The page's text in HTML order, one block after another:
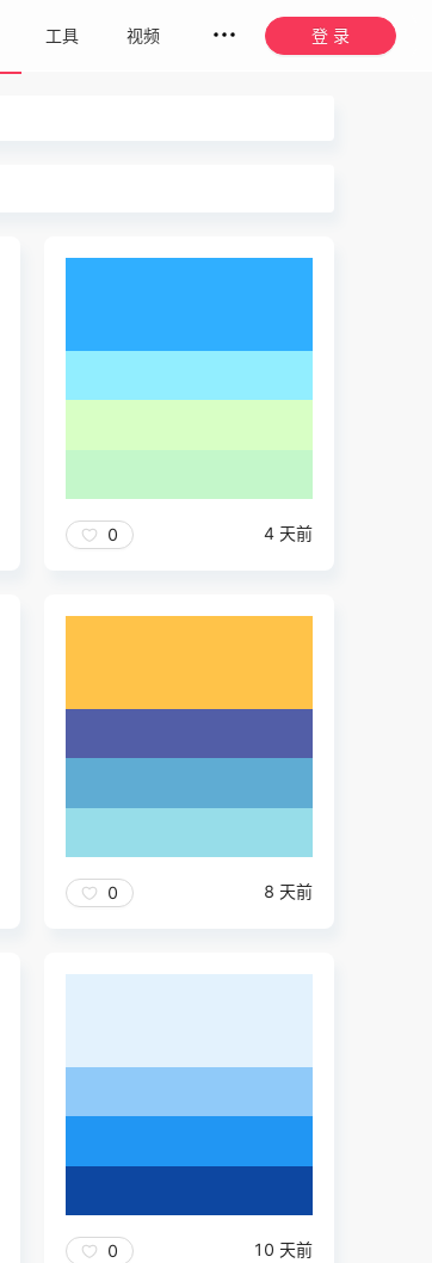
工具 视频 登 录
0 4 天前
0 8 天前
0 10 天前